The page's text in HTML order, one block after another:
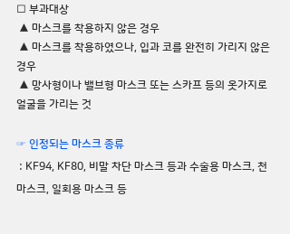
□ 부과대상
▲ 마스크를 착용하지 않은 경우
경우
얼굴을 가리는 것
☞ 인정되는 마스크 종류
마스크, 일회용 마스크 등